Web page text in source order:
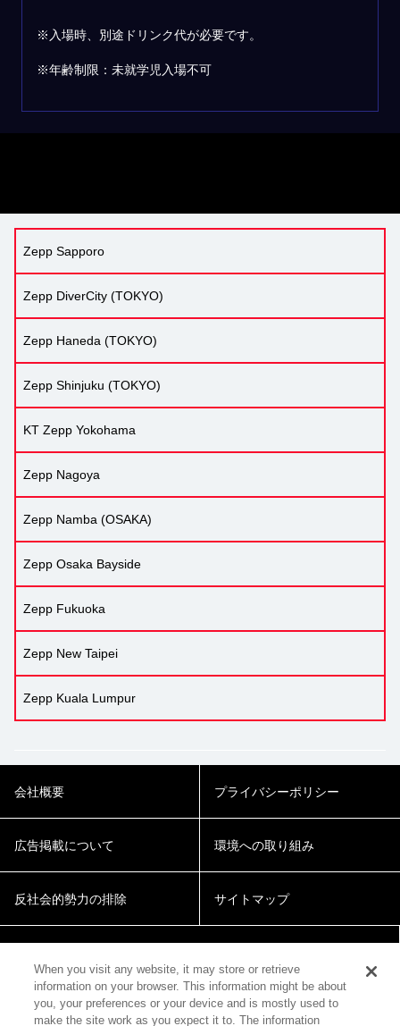
※入場時、別途ドリンク代が必要です。
※年齢制限：未就学児入場不可
Zepp Sapporo
Zepp DiverCity (TOKYO)
Zepp Haneda (TOKYO)
Zepp Shinjuku (TOKYO)
KT Zepp Yokohama
Zepp Nagoya
Zepp Namba (OSAKA)
Zepp Osaka Bayside
Zepp Fukuoka
Zepp New Taipei
Zepp Kuala Lumpur
会社概要 プライバシーポリシー
広告掲載について 環境への取り組み
反社会的勢力の排除 サイトマップ
When you visit any website, it may store or retrieve
information on your browser. This information might be about
you, your preferences or your device and is mostly used to
make the site work as you expect it to. The information